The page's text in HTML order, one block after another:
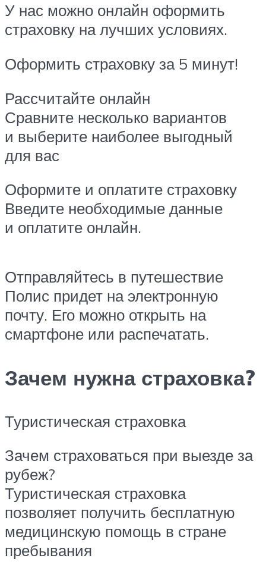
У нас можно онлайн оформить
страховку на лучших условиях.
Оформить страховку за 5 минут!
Рассчитайте онлайн
Сравните несколько вариантов
и выберите наиболее выгодный
для вас
Оформите и оплатите страховку
Введите необходимые данные
и оплатите онлайн.
Отправляйтесь в путешествие
Полис придет на электронную
почту. Его можно открыть на
смартфоне или распечатать.
Зачем нужна страховка?
Туристическая страховка
Зачем страховаться при выезде за
рубеж?
Туристическая страховка
позволяет получить бесплатную
медицинскую помощь в стране
пребывания